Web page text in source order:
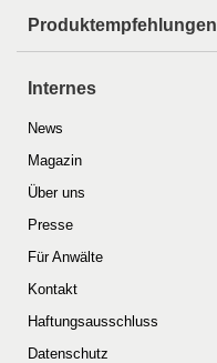
Produktempfehlungen
Internes
News
Magazin
Über uns
Presse
Für Anwälte
Kontakt
Haftungsausschluss
Datenschutz